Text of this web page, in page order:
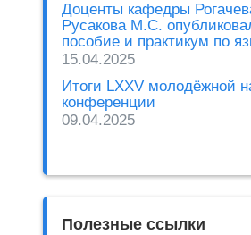
Доценты кафедры
Русакова М.С.
пособие и практикум по
15.04.2025
Итоги LXXV молодёжной
конференции
09.04.2025
Полезные ссылки